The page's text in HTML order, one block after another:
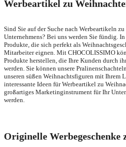
Werbeartikel zu
Sind Sie auf der Suche nach Werbeartikeln
Unternehmens? Bei uns werden Sie fündig.
Produkte, die sich perfekt als
Mitarbeiter eignen. Mit CHOCOLISSIMO
Produkte herstellen, die Ihre Kunden durch
werden. Sie können unsere
unseren süßen Weihnachtsfiguren mit Ihrem
interessante Ideen für Werbeartikel zu
großartiges Marketinginstrument für Ihr
werden.
Originelle Werbegeschenke